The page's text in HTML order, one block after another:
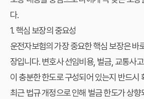
다.
1. 핵심 보장의 중요성
운전자보험의 가장 중요한 핵심 보장은 바
장입니다. 변호사 선임비용, 벌금, 교통사
이 충분한 한도로 구성되어 있는지 반드시
최근 법규 개정으로 인해 벌금 한도가 상향